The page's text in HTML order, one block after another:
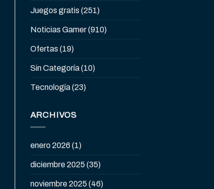
Juegos gratis (251)
Noticias Gamer(910)
Ofertas (19)
Sin Categoría(10)
Tecnología(23)
ARCHIVOS
enero 2026 (1)
diciembre 2025 (35)
noviembre 2025 (46)